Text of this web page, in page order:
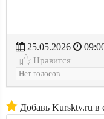
25.05.2026
Нравится
Нет голосов
Добавь Kursktv.ru в